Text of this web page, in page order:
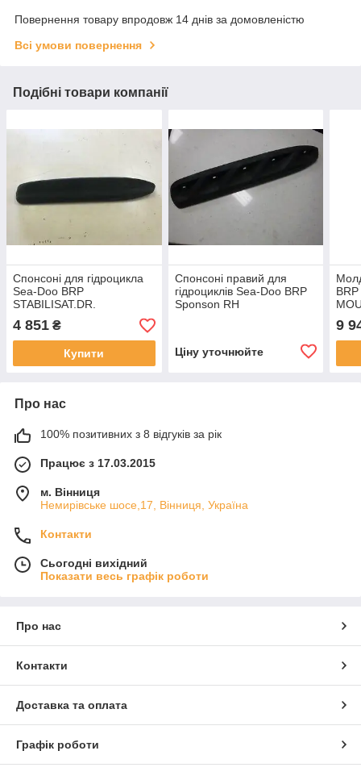
Повернення товару впродовж 14 днів за домовленістю
Всі умови повернення
Подібні товари компанії
Спонсоні для гідроцикла
Sea-Doo BRP
STABILISAT.DR.
*SPONSON-RH.
4 851 ₴
Купити
Спонсоні правий для
гідроциклів Sea-Doo BRP
Sponson RH
Ціну уточнюйте
9
Про нас
100% позитивних з 8 відгуків за рік
Працює з 17.03.2015
м. Вінниця
Немирівське шосе,17, Вінниця, Україна
Контакти
Сьогодні вихідний
Показати весь графік роботи
Про нас
Контакти
Доставка та оплата
Графік роботи